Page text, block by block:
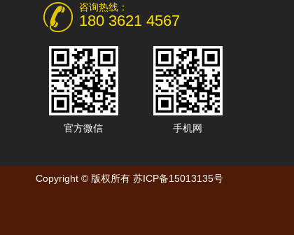
咨询热线：
180 3621 4567
官方微信 手机网
Copyright © 版权所有 苏ICP备15013135号